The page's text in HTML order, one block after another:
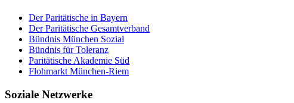
Der Paritätische in Bayern
Der Paritätische Gesamtverband
Bündnis München Sozial
Bündnis für Toleranz
Paritätische Akademie Süd
Flohmarkt München-Riem
Soziale Netzwerke